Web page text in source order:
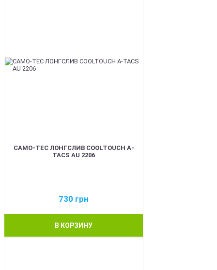
CAMO-TEC ЛОНГСЛИВ COOLTOUCH A-
TACS AU 2206
730 грн
В КОРЗИНУ